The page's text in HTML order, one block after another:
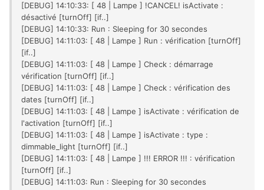
[DEBUG] 14:10:33: [ 48 | Lampe ] !CANCEL! isActivate :
désactivé [turnOff] [if..]
[DEBUG] 14:10:33: Run : Sleeping for 30 secondes
[DEBUG] 14:11:03: [ 48 | Lampe ] Run : vérification [turnOff]
[if..]
[DEBUG] 14:11:03: [ 48 | Lampe ] Check : démarrage
vérification [turnOff] [if..]
[DEBUG] 14:11:03: [ 48 | Lampe ] Check : vérification des
dates [turnOff] [if..]
[DEBUG] 14:11:03: [ 48 | Lampe ] isActivate : vérification de
l'activation [turnOff] [if..]
[DEBUG] 14:11:03: [ 48 | Lampe ] isActivate : type :
dimmable_light [turnOff] [if..]
[DEBUG] 14:11:03: [ 48 | Lampe ] !!! ERROR !!! : vérification
[turnOff] [if..]
[DEBUG] 14:11:03: Run : Sleeping for 30 secondes